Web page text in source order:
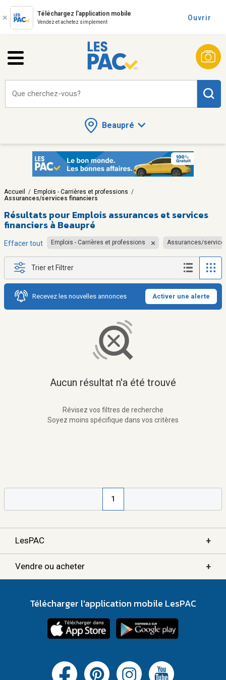
Téléchargez l'application mobile
Vendez et achetez simplement
Ouvrir
Beaupré
Que cherchez-vous?
Accueil / Emplois - Carrières et professions /
Assurances/services financiers
Résultats pour Emplois assurances et services
financiers à Beaupré
Effacer tout Emplois - Carrières et professions Assurances/
Trier et Filtrer
Recevez les nouvelles annonces Activer une alerte
Aucun résultat n'a été trouvé
Révisez vos filtres de recherche
Soyez moins spécifique dans vos critères
1
LesPAC +
Vendre ou acheter +
Télécharger l'application mobile LesPAC